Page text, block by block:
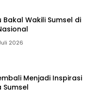
Bakal Wakili Sumsel di
2026
Menjadi Inspirasi
Sumsel